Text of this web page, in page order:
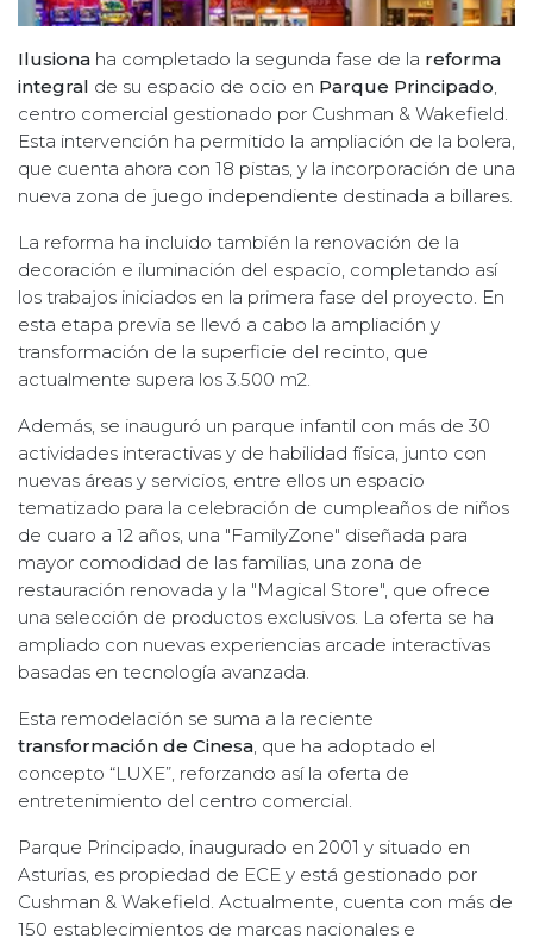
Ilusiona ha completado la segunda fase de la reforma
integral de su espacio de ocio en Parque Principado,
centro comercial gestionado por Cushman & Wakefield.
Esta intervención ha permitido la ampliación de la bolera,
que cuenta ahora con 18 pistas, y la incorporación de una
nueva zona de juego independiente destinada a billares.
La reforma ha incluido también la renovación de la
decoración e iluminación del espacio, completando así
los trabajos iniciados en la primera fase del proyecto. En
esta etapa previa se llevó a cabo la ampliación y
transformación de la superficie del recinto, que
actualmente supera los 3.500 m2.
Además, se inauguró un parque infantil con más de 30
actividades interactivas y de habilidad física, junto con
nuevas áreas y servicios, entre ellos un espacio
tematizado para la celebración de cumpleaños de niños
de cuaro a 12 años, una "FamilyZone" diseñada para
mayor comodidad de las familias, una zona de
restauración renovada y la "Magical Store", que ofrece
una selección de productos exclusivos. La oferta se ha
ampliado con nuevas experiencias arcade interactivas
basadas en tecnología avanzada.
Esta remodelación se suma a la reciente
transformación de Cinesa, que ha adoptado el
concepto “LUXE”, reforzando así la oferta de
entretenimiento del centro comercial.
Parque Principado, inaugurado en 2001 y situado en
Asturias, es propiedad de ECE y está gestionado por
Cushman & Wakefield. Actualmente, cuenta con más de
150 establecimientos de marcas nacionales e